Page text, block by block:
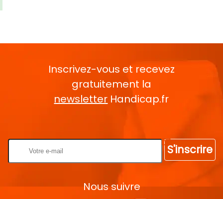
Inscrivez-vous et recevez
gratuitement la
newsletter Handicap.fr
S'inscrire
Nous suivre